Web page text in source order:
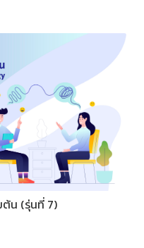
ต้น (รุ่นที่ 7)